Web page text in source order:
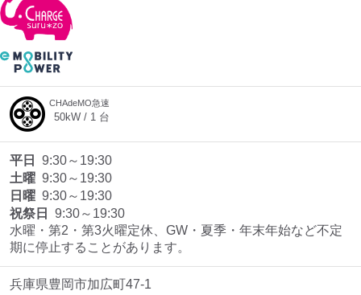
CHAdeMO急速
50kW / 1 台
平日
9:30～19:30
土曜 9:30～19:30
日曜 9:30～19:30
祝祭日
9:30～19:30
水曜・第2・第3火曜定休、GW・夏季・年末年始など不定
期に停止することがあります。
兵庫県豊岡市加広町47-1